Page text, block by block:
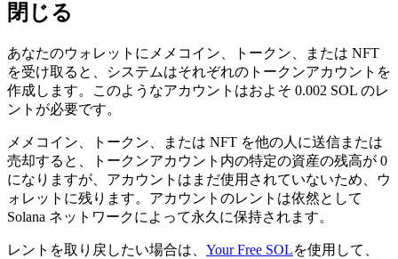
閉じる
あなたのウォレットにメメコイン、トークン、または NFT
を受け取ると、システムはそれぞれのトークンアカウントを
作成します。このようなアカウントはおよそ 0.002 SOL のレ
ントが必要です。
メメコイン、トークン、または NFT を他の人に送信または
売却すると、トークンアカウント内の特定の資産の残高が 0
になりますが、アカウントはまだ使用されていないため、ウ
ォレットに残ります。アカウントのレントは依然として
Solana ネットワークによって永久に保持されます。
レントを取り戻したい場合は、 Your Free SOLを使用して、